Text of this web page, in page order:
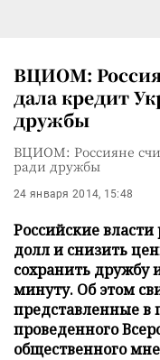
ВЦИОМ:
дала кредит
дружбы
ВЦИОМ: Россияне
ради дружбы
24 января 2014, 15:48
Российские
долл и снизить
сохранить дружбу
минуту. Об этом
представленные в
проведенного
общественного